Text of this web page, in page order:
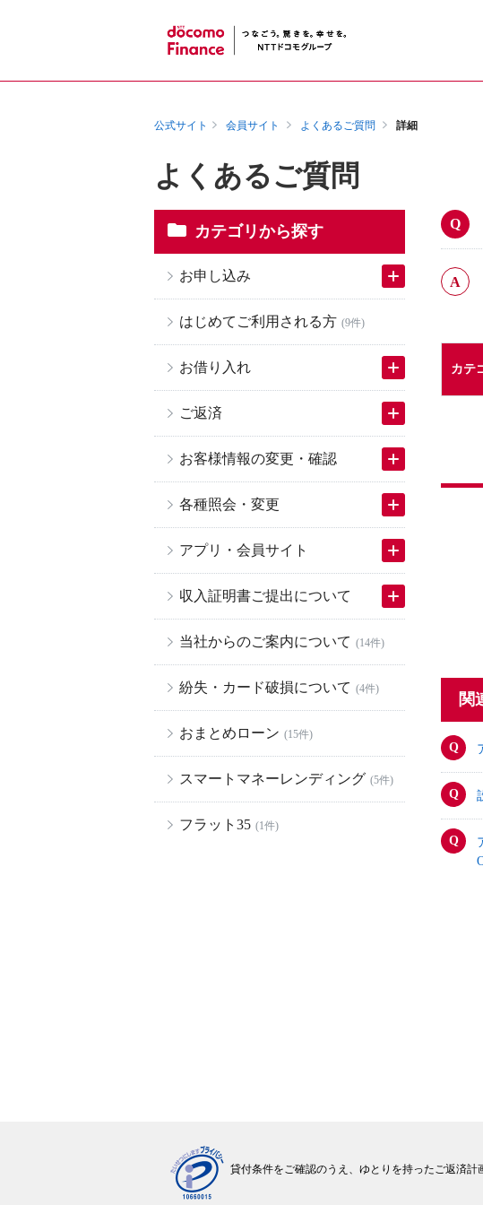
公式サイト 会員サイト よくあるご質問 詳細
よくあるご質問
カテゴリから探す
お申し込み
はじめてご利用される方 (9件)
お借り入れ
ご返済
お客様情報の変更・確認
各種照会・変更
アプリ・会員サイト
収入証明書ご提出について
当社からのご案内について (14件)
紛失・カード破損について (4件)
おまとめローン (15件)
スマートマネーレンディング (5件)
フラット35 (1件)
カテ
関
貸付条件をご確認のうえ、 ゆとりを持ったご返済計